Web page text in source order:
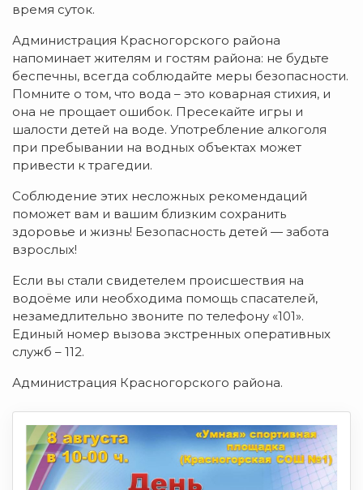
время суток.
Администрация Красногорского района
напоминает жителям и гостям района: не будьте
беспечны, всегда соблюдайте меры безопасности.
Помните о том, что вода – это коварная стихия, и
она не прощает ошибок. Пресекайте игры и
шалости детей на воде. Употребление алкоголя
при пребывании на водных объектах может
привести к трагедии.
Соблюдение этих несложных рекомендаций
поможет вам и вашим близким сохранить
здоровье и жизнь! Безопасность детей — забота
взрослых!
Если вы стали свидетелем происшествия на
водоёме или необходима помощь спасателей,
незамедлительно звоните по телефону «101».
Единый номер вызова экстренных оперативных
служб – 112.
Администрация Красногорского района.